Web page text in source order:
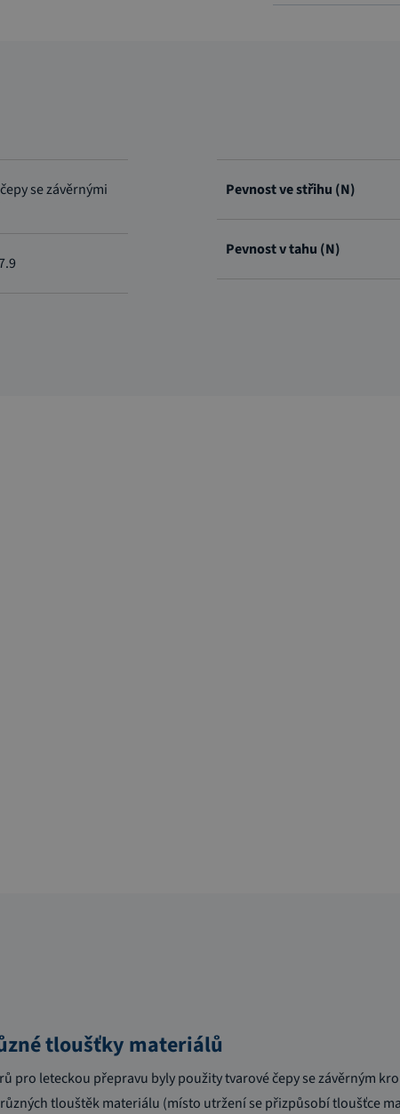
se závěrnými Pevnost ve střihu (N)
Pevnost v tahu (N)
tloušťky materiálů
pro leteckou přepravu byly použity tvarové čepy se závěrným
tlouštěk materiálu (místo utržení se přizpůsobí tloušťce